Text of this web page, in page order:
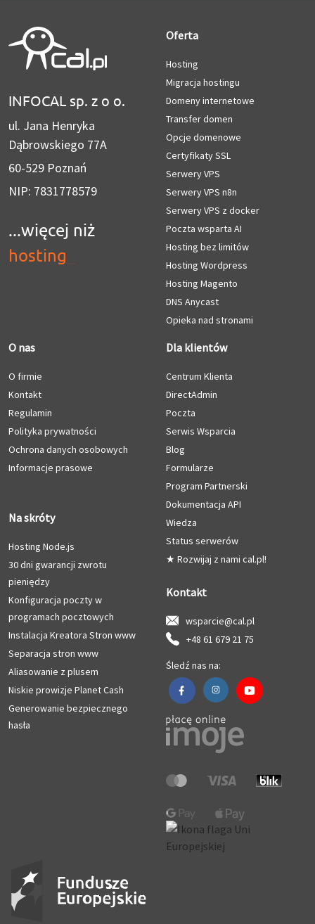
INFOCAL sp. z o o.
ul. Jana Henryka
Dąbrowskiego 77A
60-529 Poznań
NIP: 7831778579
...więcej niż
hosting
Oferta
Hosting
Migracja hostingu
Domeny internetowe
Transfer domen
Opcje domenowe
Certyfikaty SSL
Serwery VPS
Serwery VPS n8n
Serwery VPS z docker
Poczta wsparta AI
Hosting bez limitów
Hosting Wordpress
Hosting Magento
DNS Anycast
Opieka nad stronami
O nas
O firmie
Kontakt
Regulamin
Polityka prywatności
Ochrona danych osobowych
Informacje prasowe
Na skróty
Hosting Node.js
30 dni gwarancji zwrotu
pieniędzy
Konfiguracja poczty w
programach pocztowych
Instalacja Kreatora Stron www
Separacja stron www
Aliasowanie z plusem
Niskie prowizje Planet Cash
Generowanie bezpiecznego
hasła
Dla klientów
Centrum Klienta
DirectAdmin
Poczta
Serwis Wsparcia
Blog
Formularze
Program Partnerski
Dokumentacja API
Wiedza
Status serwerów
★ Rozwijaj z nami cal.pl!
Kontakt
wsparcie@cal.pl
+48 61 679 21 75
Śledź nas na: